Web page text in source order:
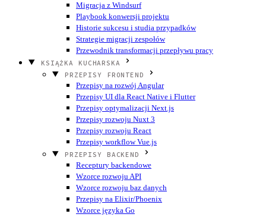
Migracja z Windsurf
Playbook konwersji projektu
Historie sukcesu i studia przypadków
Strategie migracji zespołów
Przewodnik transformacji przepływu pracy
KSIĄŻKA KUCHARSKA
PRZEPISY FRONTEND
Przepisy na rozwój Angular
Przepisy UI dla React Native i Flutter
Przepisy optymalizacji Next.js
Przepisy rozwoju Nuxt 3
Przepisy rozwoju React
Przepisy workflow Vue.js
PRZEPISY BACKEND
Receptury backendowe
Wzorce rozwoju API
Wzorce rozwoju baz danych
Przepisy na Elixir/Phoenix
Wzorce języka Go